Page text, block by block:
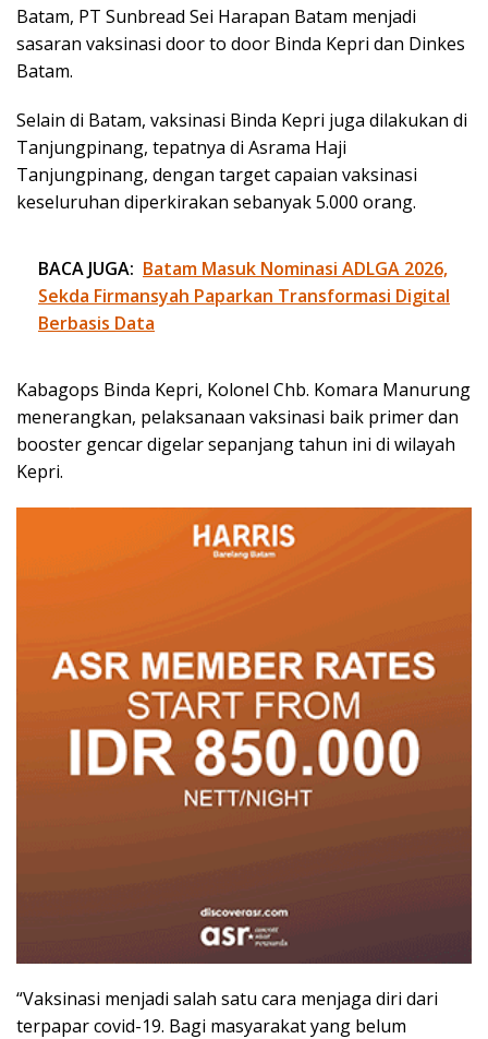
Batam, PT Sunbread Sei Harapan Batam menjadi
sasaran vaksinasi door to door Binda Kepri dan Dinkes
Batam.
Selain di Batam, vaksinasi Binda Kepri juga dilakukan di
Tanjungpinang, tepatnya di Asrama Haji
Tanjungpinang, dengan target capaian vaksinasi
keseluruhan diperkirakan sebanyak 5.000 orang.
BACA JUGA: Batam Masuk Nominasi ADLGA 2026,
Sekda Firmansyah Paparkan Transformasi Digital
Berbasis Data
Kabagops Binda Kepri, Kolonel Chb. Komara Manurung
menerangkan, pelaksanaan vaksinasi baik primer dan
booster gencar digelar sepanjang tahun ini di wilayah
Kepri.
“Vaksinasi menjadi salah satu cara menjaga diri dari
terpapar covid-19. Bagi masyarakat yang belum